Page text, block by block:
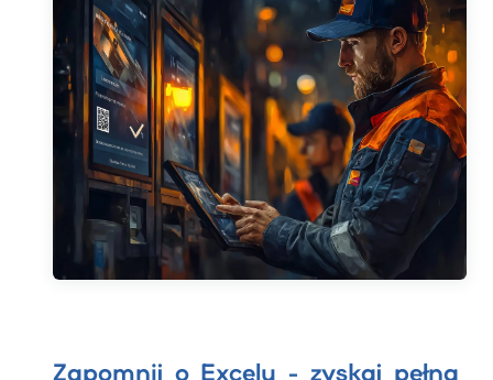
Zapomnij o Excelu - zyskaj pełną